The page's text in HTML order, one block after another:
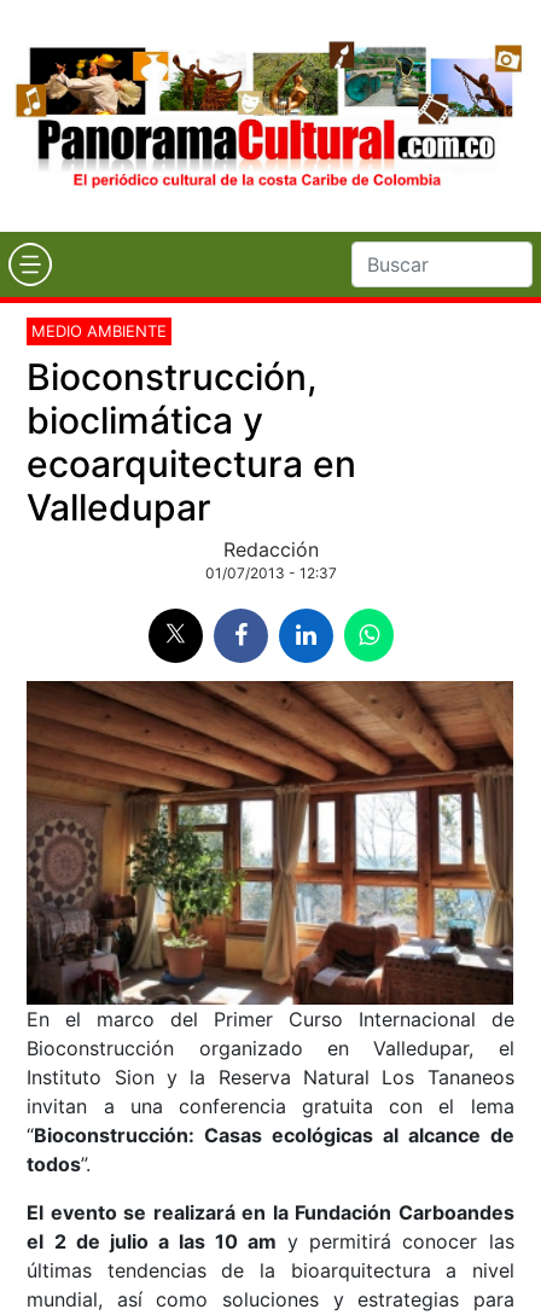
MEDIO AMBIENTE
Bioconstrucción,
bioclimática y
ecoarquitectura en
Valledupar
Redacción
01/07/2013 - 12:37
En el marco del Primer Curso Internacional de
Bioconstrucción organizado en Valledupar, el
Instituto Sion y la Reserva Natural Los Tananeos
invitan a una conferencia gratuita con el lema
“Bioconstrucción: Casas ecológicas al alcance de
todos”.
El evento se realizará en la Fundación Carboandes
el 2 de julio a las 10 am y permitirá conocer las
últimas tendencias de la bioarquitectura a nivel
mundial, así como soluciones y estrategias para